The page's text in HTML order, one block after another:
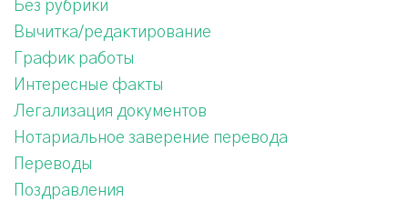
Без рубрики
Вычитка/редактирование
График работы
Интересные факты
Легализация документов
Нотариальное заверение перевода
Переводы
Поздравления